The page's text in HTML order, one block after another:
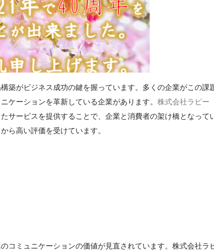
築がビジネス成功の鍵を握っています。多くの企業がこの課
ケーションを革新している企業があります。 株式会社ラピー
サービスを提供することで、企業と消費者の架け橋となって
ら高い評価を受けています。
コミュニケーションの価値が見直されています。株式会社ラ